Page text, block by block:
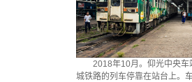
2018年10月。仰光中央车
城铁路的列车停靠在站台上。